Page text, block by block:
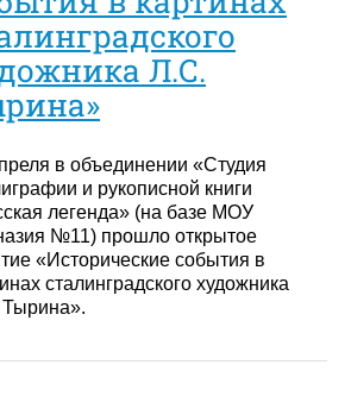
Л.С.
в объединении «Студия
и рукописной книги
легенда» (на базе МОУ
№11) прошло открытое
«Исторические события в
сталинградского художника